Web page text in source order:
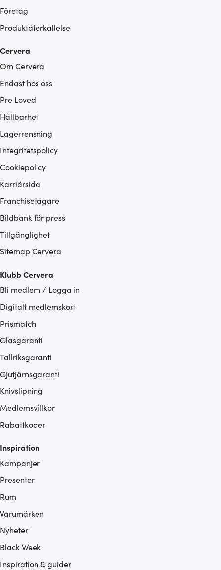
Företag
Produktåterkallelse
Cervera
Om Cervera
Endast hos oss
Pre Loved
Hållbarhet
Lagerrensning
Integritetspolicy
Cookiepolicy
Karriärsida
Franchisetagare
Bildbank för press
Tillgänglighet
Sitemap Cervera
Klubb Cervera
Bli medlem / Logga in
Digitalt medlemskort
Prismatch
Glasgaranti
Tallriksgaranti
Gjutjärnsgaranti
Knivslipning
Medlemsvillkor
Rabattkoder
Inspiration
Kampanjer
Presenter
Rum
Varumärken
Nyheter
Black Week
Inspiration & guider